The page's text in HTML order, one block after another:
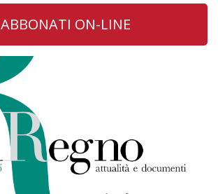
ABBONATI ON-LINE